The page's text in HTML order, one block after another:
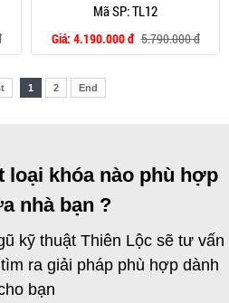
Mã SP: TL12
Giá: 4.190.000 đ 5.790.000 đ
1 2 End
loại khóa nào phù hợp
nhà bạn ?
kỹ thuật Thiên Lộc sẽ tư vấn
ra giải pháp phù hợp dành
bạn